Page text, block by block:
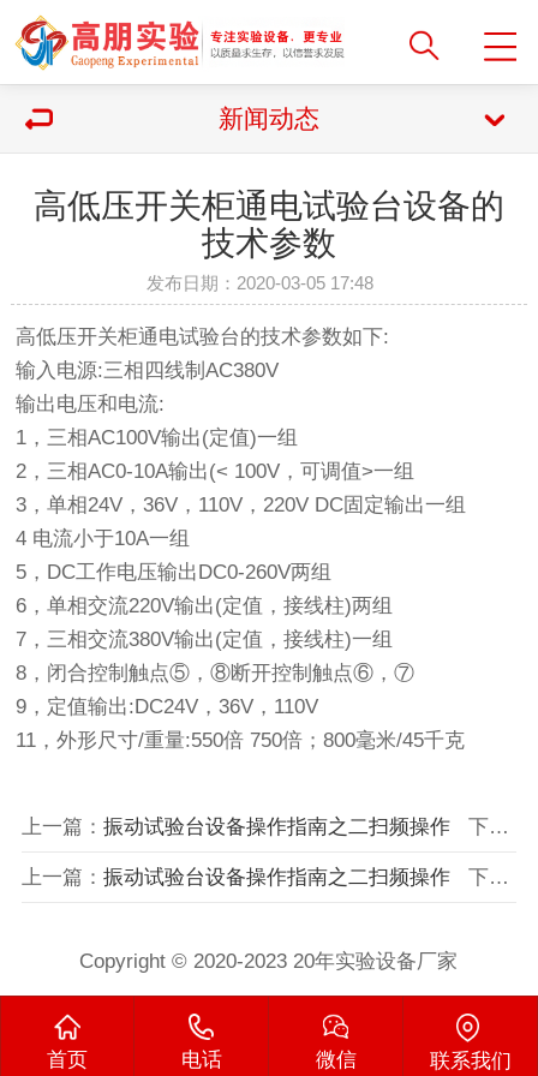
新闻动态
高低压开关柜通电试验台设备的
技术参数
发布日期：2020-03-05 17:48
高低压开关柜通电试验台的技术参数如下:
输入电源:三相四线制AC380V
输出电压和电流:
1，三相AC100V输出(定值)一组
2，三相AC0-10A输出(< 100V，可调值>一组
3，单相24V，36V，110V，220V DC固定输出一组
4 电流小于10A一组
5，DC工作电压输出DC0-260V两组
6，单相交流220V输出(定值，接线柱)两组
7，三相交流380V输出(定值，接线柱)一组
8，闭合控制触点⑤，⑧断开控制触点⑥，⑦
9，定值输出:DC24V，36V，110V
11，外形尺寸/重量:550倍 750倍；800毫米/45千克
上一篇： 振动试验台设备操作指南之二扫频操作下一篇：
上一篇： 振动试验台设备操作指南之二扫频操作下一篇：
Copyright © 2020-2023 20年实验设备厂家
首页 电话 微信 联系我们